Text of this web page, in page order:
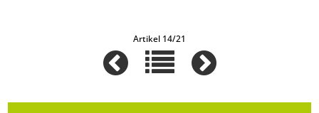
Artikel 14/21